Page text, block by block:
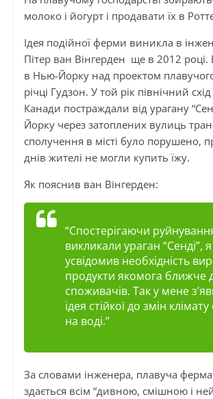
молоко і йогурт і продавати їх в
Ідея подійної ферми виникла в
Пітер ван Вінгерден ще в 2012 році.
в Нью-Йорку над проектом
річці Гудзон. У той рік північний
Канади постраждали від урагану
Йорку через затоплених вулиць
сполучення в місті було порушено,
днів жителі не могли купить їжу.
Як пояснив ван Вінгерден:
“Спостерігаючи
викликали ураган “Сенді”, я
усвідомив необхідність
продукти якомога ближче
споживачів. Так у мене
ідея стійкої до змін
на воді.”
За словами інженера, плавуча ферма
здається всім “дивною, смішною і